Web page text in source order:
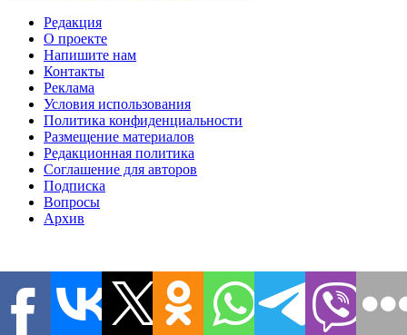
Редакция
О проекте
Напишите нам
Контакты
Реклама
Условия использования
Политика конфиденциальности
Размещение материалов
Редакционная политика
Соглашение для авторов
Подписка
Вопросы
Архив
Все права защищены. © 2006-2026 Copyright
Информационно-
аналитический портал 1RRE.
Использование информации разрешено при наличии
активной гиперссылки на сайт. Редакция не несет